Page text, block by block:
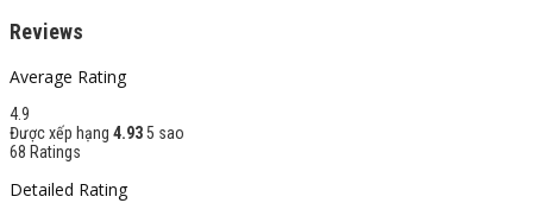
Reviews
Average Rating
4.9
Được xếp hạng 4.935 sao
68 Ratings
Detailed Rating